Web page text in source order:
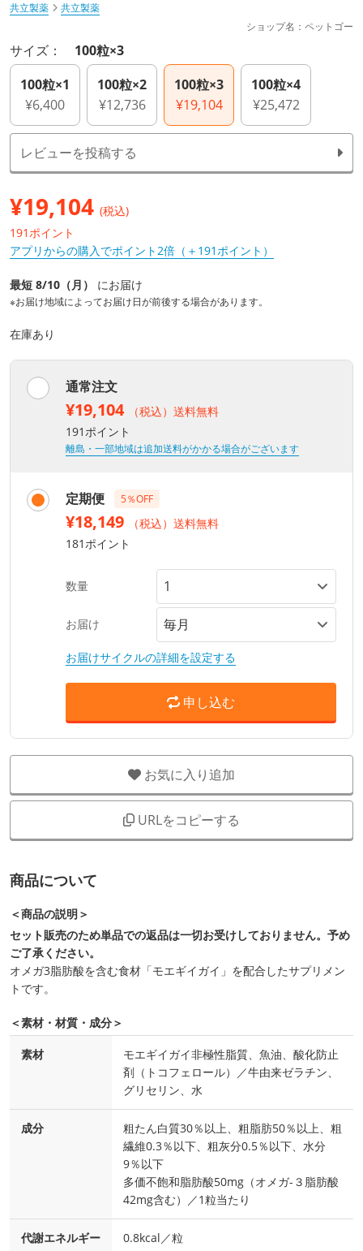
共立製薬
共立製薬
ショップ名：ペットゴー
サイズ： 100粒×3
100粒×1
¥6,400
100粒×2
¥12,736
100粒×3
¥19,104
100粒×4
¥25,472
レビューを投稿する
¥19,104 (税込)
191ポイント
アプリからの購入でポイント2倍（＋191ポイント）
最短 8/10（月） にお届け
※お届け地域によってお届け日が前後する場合があります。
在庫あり
通常注文
¥19,104
（税込）送料無料
191ポイント
離島・一部地域は追加送料がかかる場合がございます
定期便 5％OFF
¥18,149
（税込）送料無料
181ポイント
数量
お届け
お届けサイクルの詳細を設定する
申し込む
お気に入り追加
URLをコピーする
商品について
＜商品の説明＞
セット販売のため単品での返品は一切お受けしておりません。予め
ご了承ください。
オメガ3脂肪酸を含む食材「モエギイガイ」を配合したサプリメン
トです。
＜素材・材質・成分＞
素材
モエギイガイ非極性脂質、魚油、酸化防止
剤（トコフェロール）／牛由来ゼラチン、
グリセリン、水
成分
粗たん白質30％以上、粗脂肪50％以上、粗
繊維0.3％以下、粗灰分0.5％以下、水分
9％以下
多価不飽和脂肪酸50mg（オメガ-３脂肪酸
42mg含む）／1粒当たり
代謝エネルギー 0.8kcal／粒